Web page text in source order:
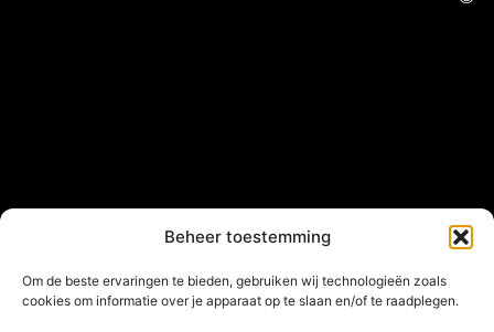
Beheer toestemming
Om de beste ervaringen te bieden, gebruiken wij technologieën zoals
cookies om informatie over je apparaat op te slaan en/of te raadplegen.